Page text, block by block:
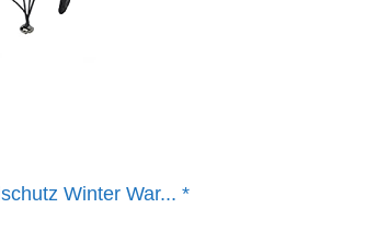
Winter War... *